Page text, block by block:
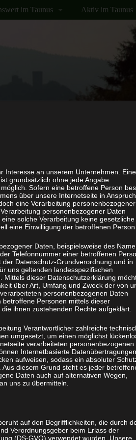
im Taunus Aktiv im Taunus
Saalburg –
zu Ende geht, fällt das
Archäologische Park und das Museum
Winter für Besucher geöffnet. Die
sind beheizt, so dass man sich die
Funde, Modelle und inszenierten Bereiche
Temperaturen anschauen kann.
präsentiert sein umfangreiches Sortiment
Schmuck und Souvenirs. Hier lässt
eine oder andere außergewöhnliche
finden. Nach einem Spaziergang im
Taberna zum gemütlichen
kürzeren Tagen an: Archäologischer
der Museumsshop. Montags ist im
Interesse an unserem Unternehmen. Eine
grundsätzlich ohne jede Angabe
Sofern eine betroffene Person
über unsere Internetseite in Anspruch
eine Verarbeitung
personenbezogener Daten
solche Verarbeitung keine gesetzliche
eine Einwilligung der betroffenen Person
Daten, beispielsweise des
Telefonnummer einer betroffenen
Datenschutz-Grundverordnung und in
uns geltenden landesspezifischen
Mittels dieser Datenschutzerklärung
über Art, Umfang und Zweck der von
personenbezogenen Daten
Personen mittels dieser
ihnen zustehenden Rechte aufgeklärt.
Verantwortlicher zahlreiche
umgesetzt, um einen möglichst
verarbeiteten personenbezogenen
Internetbasierte Datenübertragungen
aufweisen, sodass ein absoluter
diesem Grund steht es jeder
Daten auch auf alternativen Wegen,
uns zu übermitteln.
auf den Begrifflichkeiten, die durch
Verordnungsgeber beim Erlass der
(DS-GVO) verwendet wurden. Unsere